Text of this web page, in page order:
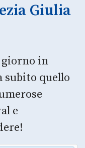
Giulia
in
subito quello
e